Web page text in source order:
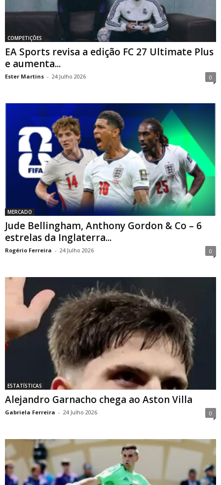
COMPETIÇÕES
EA Sports revisa a edição FC 27 Ultimate Plus
e aumenta...
Ester Martins - 24 Julho 2026 0
MERCADO
Jude Bellingham, Anthony Gordon & Co – 6
estrelas da Inglaterra...
Rogério Ferreira - 24 Julho 2026 0
ESTATÍSTICAS
Alejandro Garnacho chega ao Aston Villa
Gabriela Ferreira - 24 Julho 2026 0